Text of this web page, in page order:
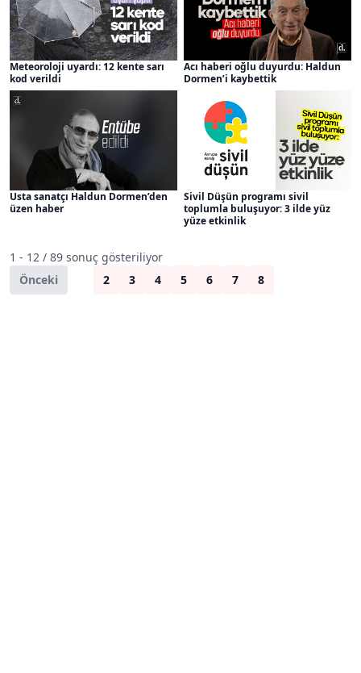
Meteoroloji uyardı: 12 kente sarı
kod verildi
Acı haberi oğlu duyurdu: Haldun
Dormen’i kaybettik
Usta sanatçı Haldun Dormen’den
üzen haber
Sivil Düşün programı sivil
toplumla buluşuyor: 3 ilde yüz
yüze etkinlik
1 - 12 / 89 sonuç gösteriliyor
Önceki
2 3 4 5 6 7 8